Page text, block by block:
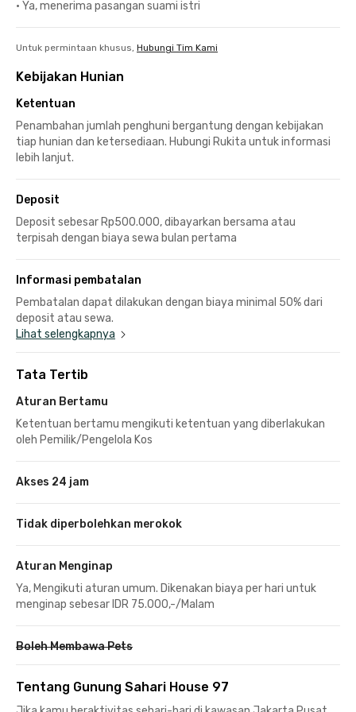
• Ya, menerima pasangan suami istri
Untuk permintaan khusus, Hubungi Tim Kami
Kebijakan Hunian
Ketentuan
Penambahan jumlah penghuni bergantung dengan kebijakan
tiap hunian dan ketersediaan. Hubungi Rukita untuk informasi
lebih lanjut.
Deposit
Deposit sebesar Rp500.000, dibayarkan bersama atau
terpisah dengan biaya sewa bulan pertama
Informasi pembatalan
Pembatalan dapat dilakukan dengan biaya minimal 50% dari
deposit atau sewa.
Lihat selengkapnya
Tata Tertib
Aturan Bertamu
Ketentuan bertamu mengikuti ketentuan yang diberlakukan
oleh Pemilik/Pengelola Kos
Akses 24 jam
Tidak diperbolehkan merokok
Aturan Menginap
Ya, Mengikuti aturan umum. Dikenakan biaya per hari untuk
menginap sebesar IDR 75.000,-/Malam
Boleh Membawa Pets
Tentang Gunung Sahari House 97